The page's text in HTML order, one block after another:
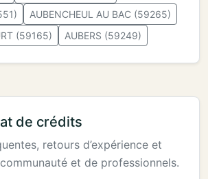
AUBENCHEUL AU BAC (59265)
(59165)
AUBERS (59249)
de crédits
retours d’expérience et
et de professionnels.